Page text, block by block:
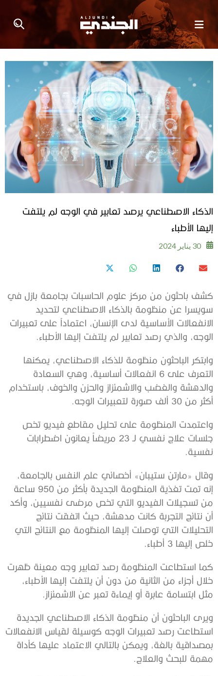
الذكاء الاصطناعي يرصد تعابير في الوجه لم يلتفت
إليها الأطباء
30 يناير 2024
كشف باحثون من مركز علوم الحاسبات بجامعة بازل في
سويسرا عن منظومة بالذكاء الاصطناعي لتحديد
الانفعالات الأساسية لدى الإنسان، اعتماداً على تعبيرات
الوجه، والذي رصد تعابير لم يلتفت إليها الأطباء.
وابتكر الباحثون منظومة للذكاء الاصطناعي، يمكنها
التعرف على 6 انفعالات أساسية، وهي السعادة
والدهشة والغضب والاشمئزاز والحزن والخوف، باستخدام
أكثر من 30 ألف صورة لتعبيرات الوجه.
واعتمدت المنظومة على تحليل مقاطع فيديو تخص
جلسات علاج نفسي لـ 23 مريضاً يعانون اضطرابات
نفسية.
وقال «مارتن ستيبان» أخصائي علم النفس بالجامعة،
إنه تمت تغذية المنظومة الجديدة بأكثر من 950 ساعة
من تسجيلات الفيديو التي تخص مرضى نفسيين، وأكد
أن نتائج التجربة كانت مدهشة، حيث اتفقت نتائج
التحليلات التي توصلت إليها المنظومة مع النتائج التي
خلص إليها 3 أطباء.
كما استطاعت المنظومة رصد تعابير وجه معينة ظهرت
خلال أجزاء من الثانية من دون أن يلتفت إليها الأطباء،
مثل ابتسامة عابرة أو إيماءة تعبر عن الاشمئزاز.
ويرى الباحثون أن منظومة الذكاء الاصطناعي الجديدة
استطاعت رصد تعبيرات الوجه كوسيلة لقياس الانفعالات
بمصداقية بالغة، ويمكن بالتالي الاعتماد عليها كأداة
مهمة للبحث والعلاج.